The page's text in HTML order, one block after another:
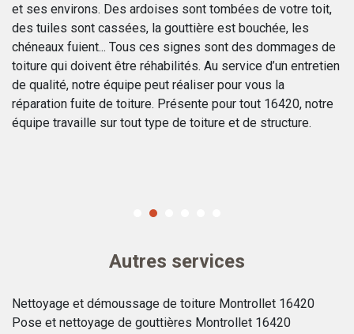
et ses environs. Des ardoises sont tombées de votre toit,
des tuiles sont cassées, la gouttière est bouchée, les
chéneaux fuient... Tous ces signes sont des dommages de
toiture qui doivent être réhabilités. Au service d’un entretien
de qualité, notre équipe peut réaliser pour vous la
réparation fuite de toiture. Présente pour tout 16420, notre
équipe travaille sur tout type de toiture et de structure.
Autres services
Nettoyage et démoussage de toiture Montrollet 16420
Pose et nettoyage de gouttières Montrollet 16420